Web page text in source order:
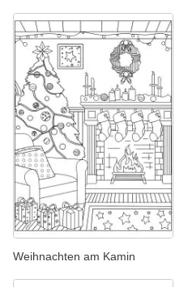
Weihnachten am Kamin